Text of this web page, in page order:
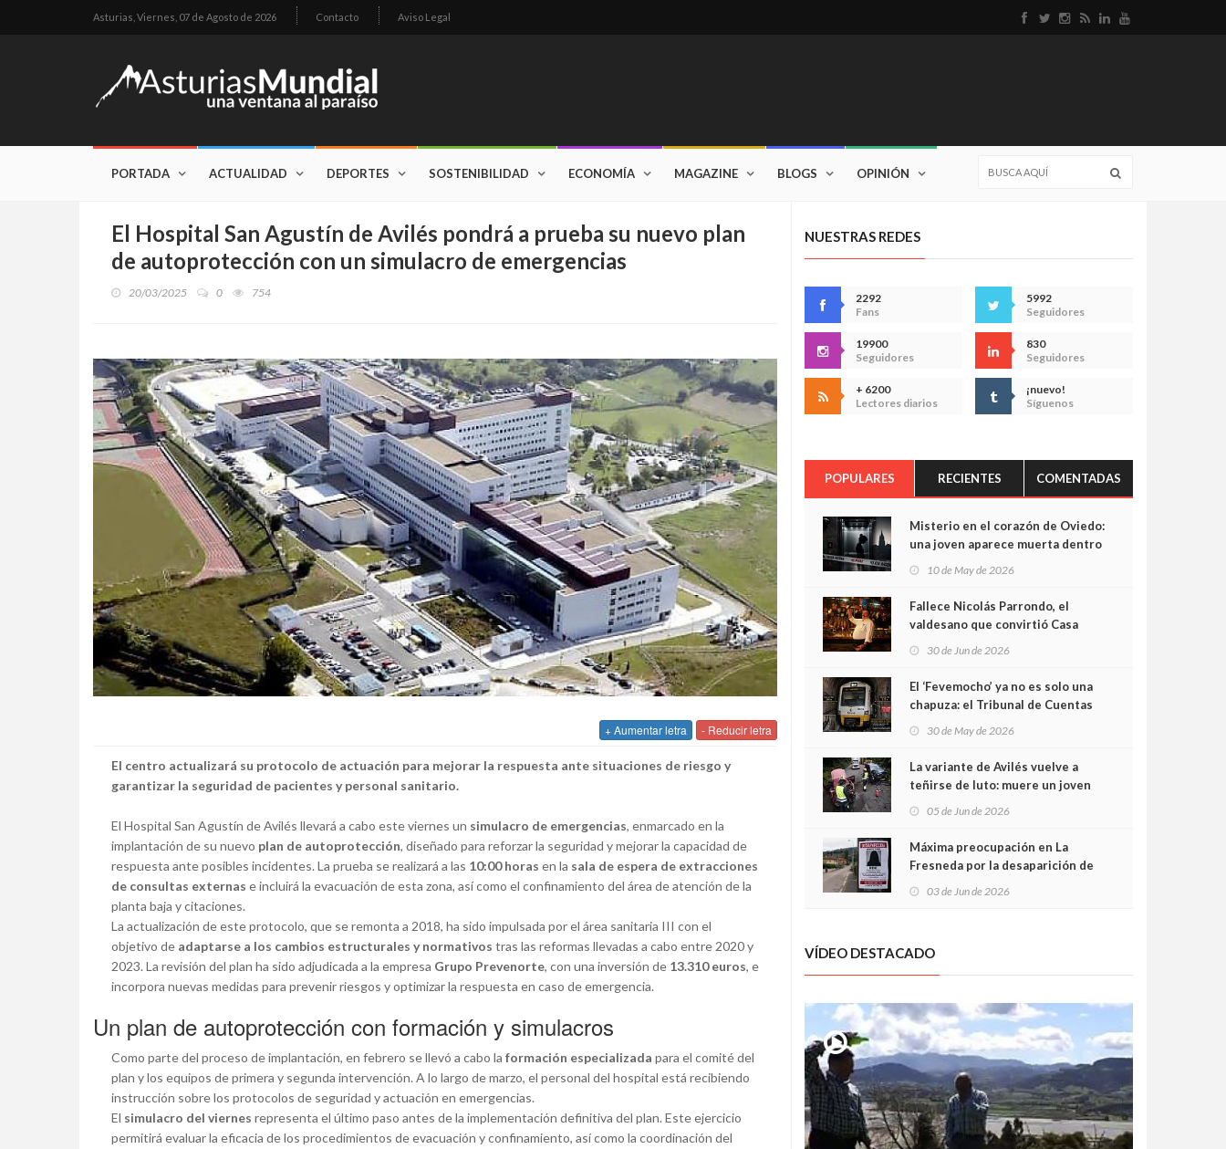
Asturias, Viernes, 07 de Agosto de 2026 Contacto Aviso Legal
PORTADA ACTUALIDAD DEPORTES SOSTENIBILIDAD ECONOMÍA MAGAZINE BLOGS OPINIÓN
El Hospital San Agustín de Avilés pondrá a prueba su nuevo plan
de autoprotección con un simulacro de emergencias
20/03/2025 0 754
+ Aumentar letra - Reducir letra
El centro actualizará su protocolo de actuación para mejorar la respuesta ante situaciones de riesgo y
garantizar la seguridad de pacientes y personal sanitario.
El Hospital San Agustín de Avilés llevará a cabo este viernes un simulacro de emergencias, enmarcado en la
implantación de su nuevo plan de autoprotección, diseñado para reforzar la seguridad y mejorar la capacidad de
respuesta ante posibles incidentes. La prueba se realizará a las 10:00 horas en la sala de espera de extracciones
de consultas externas e incluirá la evacuación de esta zona, así como el confinamiento del área de atención de la
planta baja y citaciones.
La actualización de este protocolo, que se remonta a 2018, ha sido impulsada por el área sanitaria III con el
objetivo de adaptarse a los cambios estructurales y normativos tras las reformas llevadas a cabo entre 2020 y
2023. La revisión del plan ha sido adjudicada a la empresa Grupo Prevenorte, con una inversión de 13.310 euros, e
incorpora nuevas medidas para prevenir riesgos y optimizar la respuesta en caso de emergencia.
Un plan de autoprotección con formación y simulacros
Como parte del proceso de implantación, en febrero se llevó a cabo la formación especializada para el comité del
plan y los equipos de primera y segunda intervención. A lo largo de marzo, el personal del hospital está recibiendo
instrucción sobre los protocolos de seguridad y actuación en emergencias.
El simulacro del viernes representa el último paso antes de la implementación definitiva del plan. Este ejercicio
permitirá evaluar la eficacia de los procedimientos de evacuación y confinamiento, así como la coordinación del
NUESTRAS REDES
2292
Fans
5992
Seguidores
19900
Seguidores
830
Seguidores
+ 6200
Lectores diarios
¡nuevo!
Síguenos
POPULARES RECIENTES COMENTADAS
Misterio en el corazón de Oviedo:
una joven aparece muerta dentro
cámaras captan sus últimos
minutos
10 de May de 2026
Fallece Nicolás Parrondo, el
valdesano que convirtió Casa
30 de Jun de 2026
El ‘Fevemocho’ ya no es solo una
chapuza: el Tribunal de Cuentas
sobrecoste de los trenes que no
cabían por los túneles
30 de May de 2026
La variante de Avilés vuelve a
teñirse de luto: muere un joven
05 de Jun de 2026
Máxima preocupación en La
Fresneda por la desaparición de
03 de Jun de 2026
VÍDEO DESTACADO